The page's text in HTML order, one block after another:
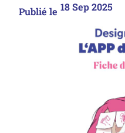
Publié le 18 Sep 2025